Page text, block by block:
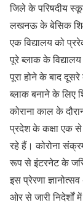
जिले के परिषदीय
लखनऊ के बेसिक
एक विद्यालय को
पूरे ब्लाक के
पूरा होने के बाद
ब्लाक बनाने के लिए
कोराना काल के
प्रदेश के कक्षा एक से
रहे हैं। कोरोना
रूप से इंटरनेट के
इस प्रेरणा
ओर से जारी निदेर्शों